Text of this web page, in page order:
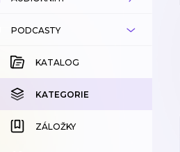
KATALOG
KOUPENÉ
KATEGORIE
ZÁLOŽKY
PODCASTY
KATALOG
KATEGORIE
ZÁLOŽKY